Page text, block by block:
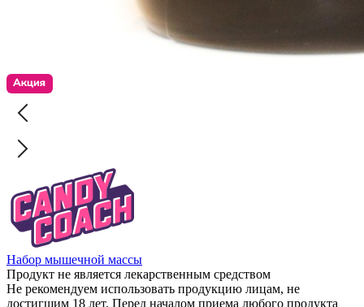
Набор мышечной массы
Продукт не является лекарственным средством
Не рекомендуем использовать продукцию лицам, не
достигшим 18 лет. Перед началом приема любого продукта